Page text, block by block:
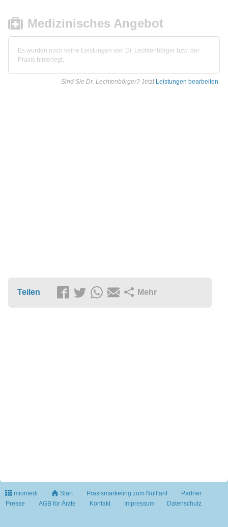
Medizinisches Angebot
Es wurden noch keine Leistungen von Dr. Lechtenbörger bzw. der
Praxis hinterlegt.
Sind Sie Dr. Lechtenbörger? Jetzt Leistungen bearbeiten.
Teilen Mehr
miomedi Start Praxismarketing zum Nulltarif
Partner
Presse
AGB für Ärzte Kontakt Impressum Datenschutz